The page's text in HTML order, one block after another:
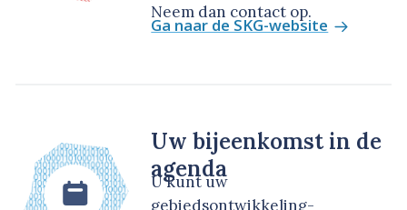
Neem dan contact op.
Ga naar de SKG-website
Uw bijeenkomst in de
agenda
U kunt uw
gebiedsontwikkeling-